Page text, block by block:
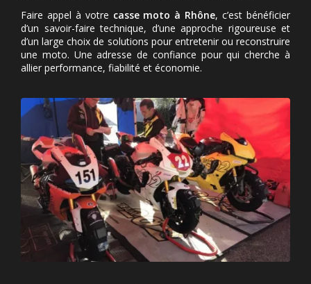
Faire appel à votre casse moto à Rhône, c’est bénéficier
d’un savoir-faire technique, d’une approche rigoureuse et
d’un large choix de solutions pour entretenir ou reconstruire
une moto. Une adresse de confiance pour qui cherche à
allier performance, fiabilité et économie.